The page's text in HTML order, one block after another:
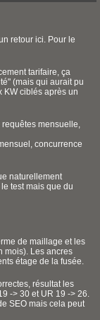
retour ici. Pour le
tarifaire, ça
(mais qui aurait pu
KW ciblés après un
mensuelle,
concurrence
naturellement
test mais que du
de maillage et les
mois). Les ancres
étage de la fusée.
résultat les
-> 30 et UR 19 -> 26.
SEO mais cela peut